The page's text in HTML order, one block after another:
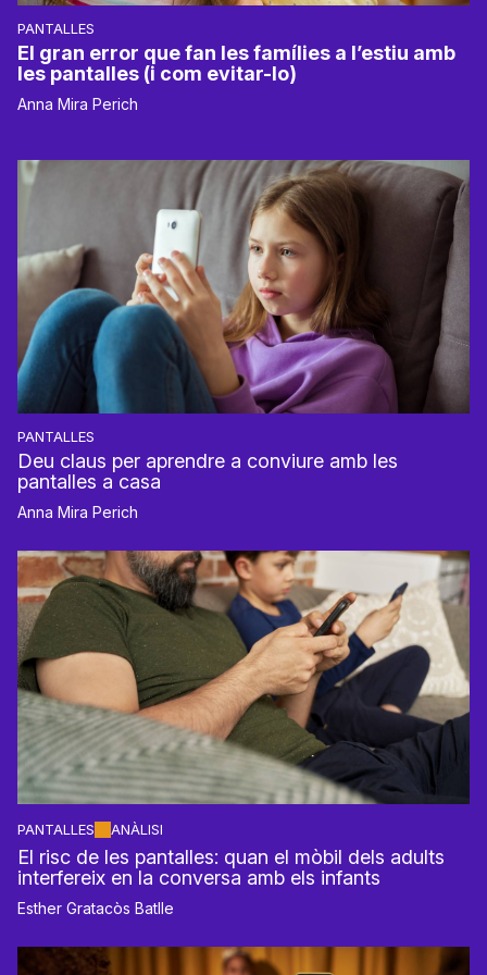
PANTALLES
El gran error que fan les famílies a l’estiu amb
les pantalles (i com evitar-lo)
Anna Mira Perich
PANTALLES
Deu claus per aprendre a conviure amb les
pantalles a casa
Anna Mira Perich
PANTALLES ANÀLISI
El risc de les pantalles: quan el mòbil dels adults
interfereix en la conversa amb els infants
Esther Gratacòs Batlle